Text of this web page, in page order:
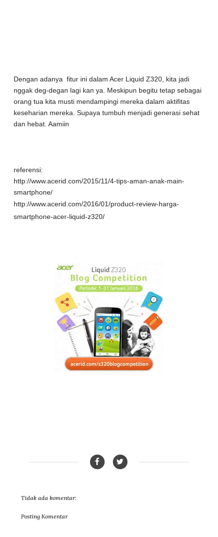
Dengan adanya fitur ini dalam Acer Liquid Z320, kita jadi
nggak deg-degan lagi kan ya. Meskipun begitu tetap sebagai
orang tua kita musti mendampingi mereka dalam aktifitas
keseharian mereka. Supaya tumbuh menjadi generasi sehat
dan hebat. Aamiin
referensi:
http://www.acerid.com/2015/11/4-tips-aman-anak-main-
smartphone/
http://www.acerid.com/2016/01/product-review-harga-
smartphone-acer-liquid-z320/
Tidak ada komentar:
Posting Komentar